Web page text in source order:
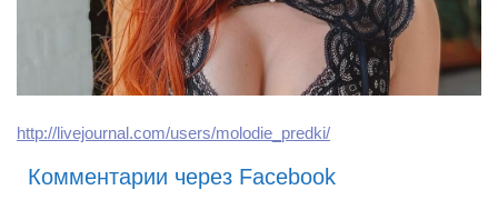
http://livejournal.com/users/molodie_predki/
Комментарии через Facebook